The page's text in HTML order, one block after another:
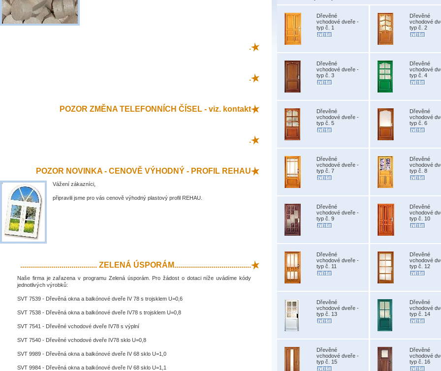
.
.
POZOR ZMĚNA TELEFONNÍCH ČÍSEL - viz. kontakt
.
POZOR NOVINKA - CENOVĚ VÝHODNÝ - PROFIL REHAU
Vážení zákazníci,
připravili jsme pro vás cenově výhodný plastový profil REHAU.
....................................... ZELENÁ ÚSPORÁM.......................................
Naše firma je zařazena v programu Zelená úsporám. Pro žádost o dotaci níže uvádíme kódy
jednotlivých výrobků:
SVT 7539 - Dřevěná okna a balkónové dveře IV 78 s trojsklem U=0,6
SVT 7538 - Dřevěná okna a balkónové dveře IV78 s trojsklem U=0,8
SVT 7541 - Dřevěné vchodové dveře IV78 s výplní
SVT 7540 - Dřevěné vchodové dveře IV78 sklo U=0,8
SVT 9989 - Dřevěná okna a balkónové dveře IV 68 sklo U=1,0
SVT 9984 - Dřevěná okna a balkónové dveře IV 68 sklo U=1,1
Dřevěné
vchodové dveře -
typ č. 1
Dřevěné
vchodové
typ č. 2
Dřevěné
vchodové dveře -
typ č. 3
Dřevěné
vchodové
typ č. 4
Dřevěné
vchodové dveře -
typ č. 5
Dřevěné
vchodové
typ č. 6
Dřevěné
vchodové dveře -
typ č. 7
Dřevěné
vchodové
typ č. 8
Dřevěné
vchodové dveře -
typ č. 9
Dřevěné
vchodové
typ č. 10
Dřevěné
vchodové dveře -
typ č. 11
Dřevěné
vchodové
typ č. 12
Dřevěné
vchodové dveře -
typ č. 13
Dřevěné
vchodové
typ č. 14
Dřevěné
vchodové dveře -
typ č. 15
Dřevěné
vchodové
typ č. 16